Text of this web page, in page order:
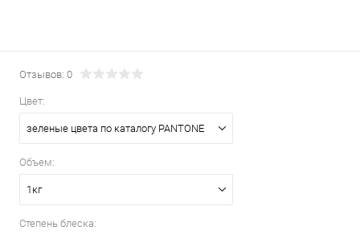
Отзывов: 0
Цвет:
зеленые цвета по каталогу PANTONE
Объем:
1кг
Степень блеска: